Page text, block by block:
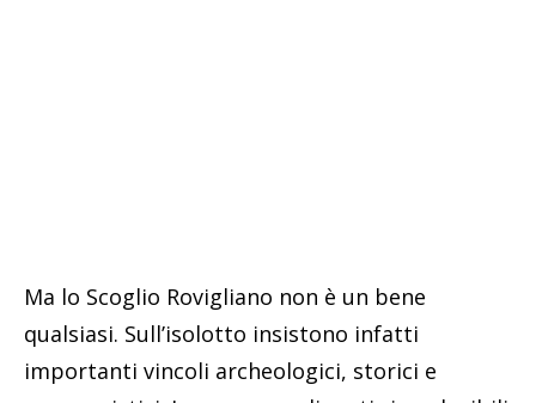
Ma lo Scoglio Rovigliano non è un bene
qualsiasi. Sull’isolotto insistono infatti
importanti vincoli archeologici, storici e